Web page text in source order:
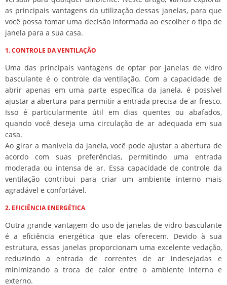
as principais vantagens da utilização dessas janelas, para que
você possa tomar uma decisão informada ao escolher o tipo de
janela para a sua casa.
1. CONTROLE DA VENTILAÇÃO
Uma das principais vantagens de optar por janelas de vidro
basculante é o controle da ventilação. Com a capacidade de
abrir apenas em uma parte específica da janela, é possível
ajustar a abertura para permitir a entrada precisa de ar fresco.
Isso é particularmente útil em dias quentes ou abafados,
quando você deseja uma circulação de ar adequada em sua
casa.
Ao girar a manivela da janela, você pode ajustar a abertura de
acordo com suas preferências, permitindo uma entrada
moderada ou intensa de ar. Essa capacidade de controle da
ventilação contribui para criar um ambiente interno mais
agradável e confortável.
2. EFICIÊNCIA ENERGÉTICA
Outra grande vantagem do uso de janelas de vidro basculante
é a eficiência energética que elas oferecem. Devido à sua
estrutura, essas janelas proporcionam uma excelente vedação,
reduzindo a entrada de correntes de ar indesejadas e
minimizando a troca de calor entre o ambiente interno e
externo.